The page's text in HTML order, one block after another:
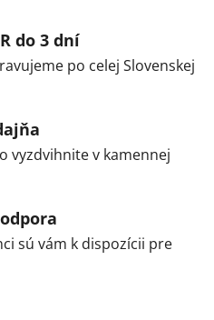
do 3 dní
po celej Slovenskej
vyzdvihnite v kamennej
sú vám k dispozícii pre